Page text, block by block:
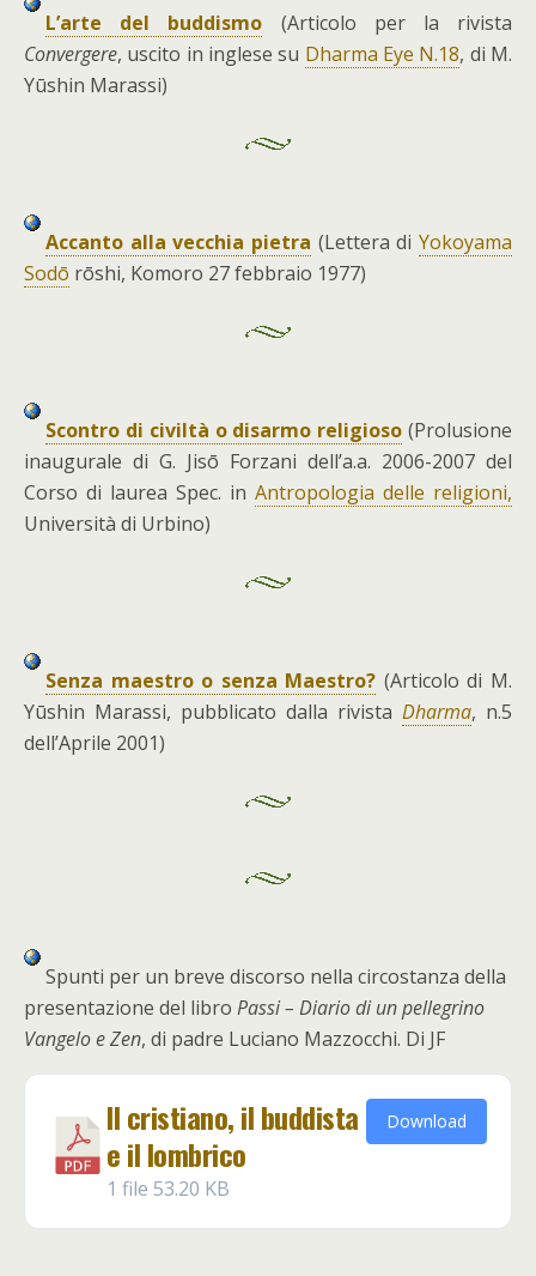
L’arte del buddismo (Articolo per la rivista
Convergere, uscito in inglese su Dharma Eye N.18, di M.
Yūshin Marassi)
Accanto alla vecchia pietra (Lettera di Yokoyama
Sodō rōshi, Komoro 27 febbraio 1977)
Scontro di civiltà o disarmo religioso (Prolusione
inaugurale di G. Jisō Forzani dell’a.a. 2006-2007 del
Corso di laurea Spec. in Antropologia delle religioni,
Università di Urbino)
Senza maestro o senza Maestro? (Articolo di M.
Yūshin Marassi, pubblicato dalla rivista Dharma, n.5
dell’Aprile 2001)
Spunti per un breve discorso nella circostanza della
presentazione del libro Passi – Diario di un pellegrino
Vangelo e Zen, di padre Luciano Mazzocchi. Di JF
Il cristiano, il buddista
e il lombrico
1 file 53.20 KB
Download